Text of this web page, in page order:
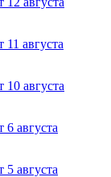
августа
августа
августа
августа